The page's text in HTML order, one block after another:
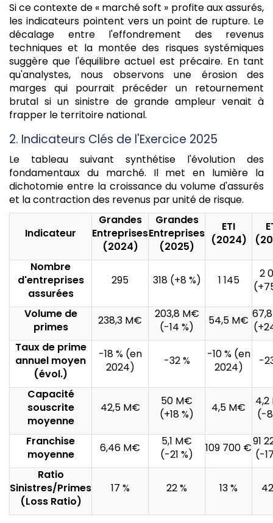
Si ce contexte de « marché soft » profite aux assurés,
les indicateurs pointent vers un point de rupture. Le
décalage entre l'effondrement des revenus
techniques et la montée des risques systémiques
suggère que l'équilibre actuel est précaire. En tant
qu'analystes, nous observons une érosion des
marges qui pourrait précéder un retournement
brutal si un sinistre de grande ampleur venait à
frapper le territoire national.
2. Indicateurs Clés de l'Exercice 2025
Le tableau suivant synthétise l'évolution des
fondamentaux du marché. Il met en lumière la
dichotomie entre la croissance du volume d'assurés
et la contraction des revenus par unité de risque.
Indicateur
Grandes
Entreprises
(2024)
Grandes
Entreprises
(2025)
ETI
(2024)
Nombre
d'entreprises
assurées
295 318 (+8 %) 1 145
2
Volume de
primes
238,3 M€
203,8 M€
(-14 %)
54,5 M€
Taux de prime
annuel moyen
(évol.)
-18 % (en
2024)
-32 %
-10 % (en
2024)
-
Capacité
souscrite
moyenne
42,5 M€
50 M€
(+18 %)
4,5 M€
(-
Franchise
moyenne
6,46 M€
5,1 M€
(-21 %)
109 700 €91
(-
Ratio
Sinistres/Primes
(Loss Ratio)
17 % 22 % 13 %